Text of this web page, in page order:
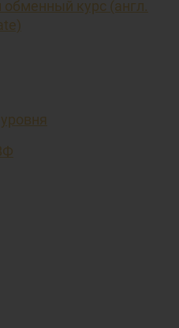
курс (англ.